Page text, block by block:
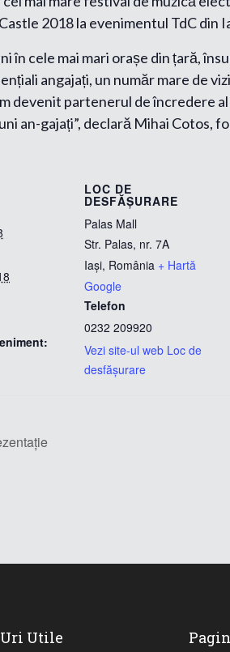
2018 la evenimentul TdC din
în cele mai mari orașe din țară,
angajați, un număr mare de
devenit partenerul de încredere
an-gajați”, declară Mihai Cotos,
LOC DE
DESFĂȘURARE
Palas Mall
Str. Palas, nr. 7A
Iași, România + Hartă
Google
Telefon
0232 209920
Vezi site-ul web Loc de
desfășurare
Utile